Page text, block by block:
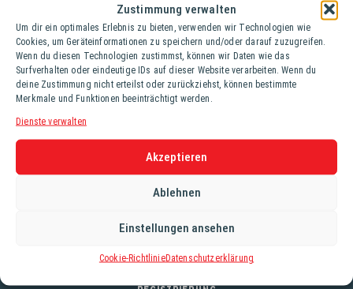
Zustimmung verwalten
Um dir ein optimales Erlebnis zu bieten, verwenden wir Technologien wie
Cookies, um Geräteinformationen zu speichern und/oder darauf zuzugreifen.
Wenn du diesen Technologien zustimmst, können wir Daten wie das
Surfverhalten oder eindeutige IDs auf dieser Website verarbeiten. Wenn du
deine Zustimmung nicht erteilst oder zurückziehst, können bestimmte
Merkmale und Funktionen beeinträchtigt werden.
Dienste verwalten
Akzeptieren
Ablehnen
Einstellungen ansehen
Cookie-RichtlinieDatenschutzerklärung
Tray (12 Fl. à 0,5 lt.)
Der neueste Clou aus der Schmex-Familie hört auf den
Namen „Hoibe/Hoibe“ und kommt im Doppelpack. Bei
Hoibe/Hoibe Orange trifft KECK-Kola auf süß-fruchtige
Orange und besticht mit ihren erfrischenden Geschmack.
Hoibe/Hoibe Zitrone hingegen bezaubert mit ihren zitronig-
säuerlichen Aromen in Verbindung mit KECK-Kola. Ein
Erfrischungsgetränk das am besten eiskalt genossen
Service